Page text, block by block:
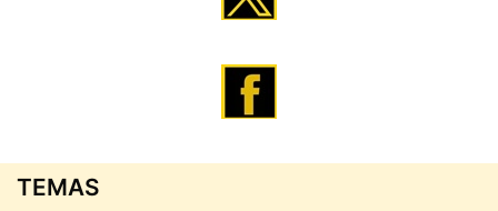
TEMAS